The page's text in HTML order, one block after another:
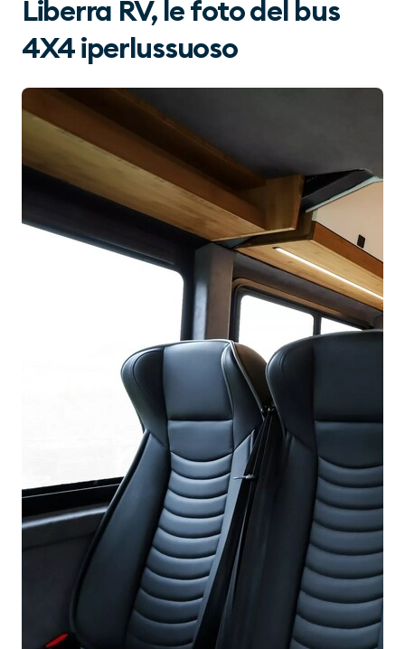
Liberra RV, le foto del bus
4X4 iperlussuoso